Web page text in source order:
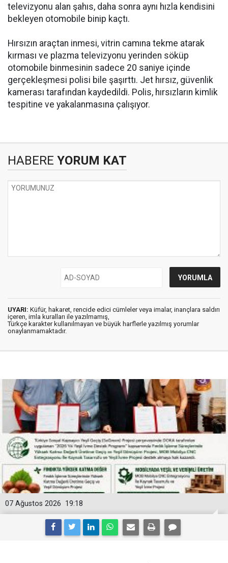
televizyonu alan şahıs, daha sonra aynı hızla kendisini
bekleyen otomobile binip kaçtı.
Hırsızın araçtan inmesi, vitrin camına tekme atarak
kırması ve plazma televizyonu yerinden söküp
otomobile binmesinin sadece 20 saniye içinde
gerçekleşmesi polisi bile şaşırttı. Jet hırsız, güvenlik
kamerası tarafından kaydedildi. Polis, hırsızların kimlik
tespitine ve yakalanmasına çalışıyor.
HABERE YORUM KAT
UYARI: Küfür, hakaret, rencide edici cümleler veya imalar, inançlara saldırı
içeren, imla kuralları ile yazılmamış,
Türkçe karakter kullanılmayan ve büyük harflerle yazılmış yorumlar
onaylanmamaktadır.
19:18
07 Ağustos 2026